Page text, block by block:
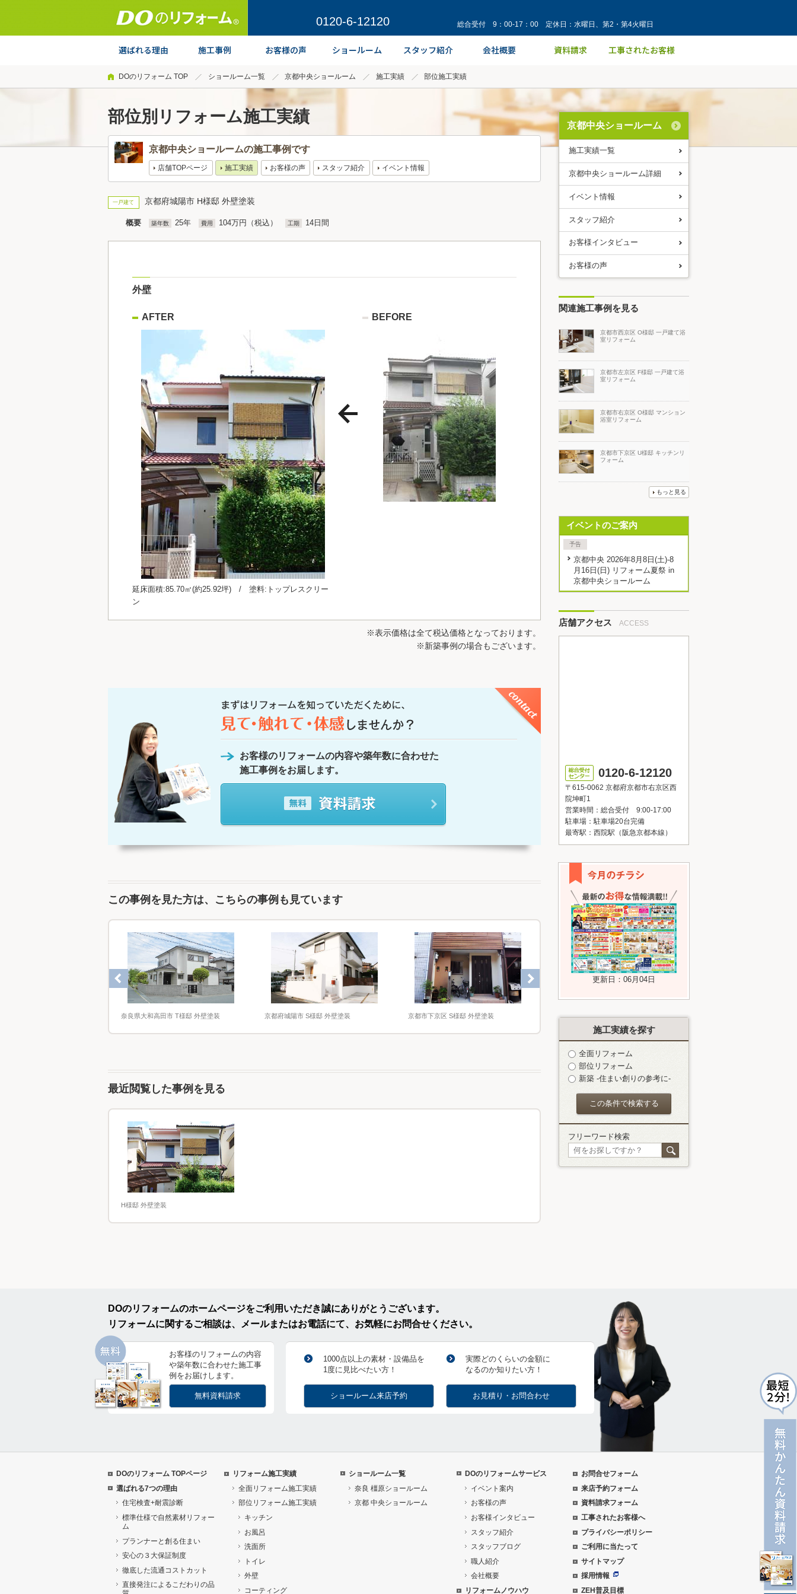
0120-6-12120 総合受付 9：00-17：00 定休日：水曜日、第2・第4火曜日
DOのリフォーム TOP ショールーム一覧 京都中央ショールーム 施工実績 部位施工実績
部位別リフォーム施工実績
京都中央ショールームの施工事例です
店舗TOPページ 施工実績 お客様の声 スタッフ紹介 イベント情報
一戸建て 京都府城陽市 H様邸 外壁塗装
概要 築年数 25年 費用 104万円（税込） 工期 14日間
外壁
BEFORE
AFTER
延床面積:85.70㎡(約25.92坪) / 塗料:トップレスクリー
ン
※表示価格は全て税込価格となっております。
※新築事例の場合もございます。
お客様のリフォームの内容や築年数に合わせた
施工事例をお届します。
この事例を見た方は、こちらの事例も見ています
奈良県大和高田市 T様邸 外壁塗装 京都府城陽市 S様邸 外壁塗装 京都市下京区 S様邸 外壁塗装 Y様邸 外壁サイディング
最近閲覧した事例を見る
H様邸 外壁塗装
京都中央ショールーム
施工実績一覧
京都中央ショールーム詳細
イベント情報
スタッフ紹介
お客様インタビュー
お客様の声
関連施工事例を見る
京都市西京区 O様邸 一戸建て浴
室リフォーム
京都市左京区 F様邸 一戸建て浴
室リフォーム
京都市右京区 O様邸 マンション
浴室リフォーム
京都市下京区 U様邸 キッチンリ
フォーム
もっと見る
イベントのご案内
予告
京都中央 2026年8月8日(土)-8
月16日(日) リフォーム夏祭 in
京都中央ショールーム
店舗アクセス ACCESS
0120-6-12120
〒615-0062 京都府京都市右京区西
院坤町1
営業時間：総合受付 9:00-17:00
駐車場：駐車場20台完備
最寄駅：西院駅（阪急京都本線）
更新日：06月04日
施工実績を探す
全面リフォーム
部位リフォーム
新築 -住まい創りの参考に-
フリーワード検索
DOのリフォームのホームページをご利用いただき誠にありがとうございます。
リフォームに関するご相談は、メールまたはお電話にて、お気軽にお問合せください。
お客様のリフォームの内容
や築年数に合わせた施工事
例をお届けします。
無料資料請求
1000点以上の素材・設備品を
1度に見比べたい方！
ショールーム来店予約
実際どのくらいの金額に
なるのか知りたい方！
お見積り・お問合わせ
DOのリフォーム TOPページ
選ばれる7つの理由
住宅検査+耐震診断
標準仕様で自然素材リフォー
ム
プランナーと創る住まい
安心の３大保証制度
徹底した流通コストカット
直接発注によるこだわりの品
リフォーム施工実績
全面リフォーム施工実績
部位リフォーム施工実績
キッチン
お風呂
洗面所
トイレ
外壁
コーティング
ショールーム一覧
奈良 橿原ショールーム
京都 中央ショールーム
DOのリフォームサービス
イベント案内
お客様の声
お客様インタビュー
スタッフ紹介
スタッフブログ
職人紹介
会社概要
リフォームノウハウ
お問合せフォーム
来店予約フォーム
資料請求フォーム
工事されたお客様へ
プライバシーポリシー
ご利用に当たって
サイトマップ
採用情報
ZEH普及目標